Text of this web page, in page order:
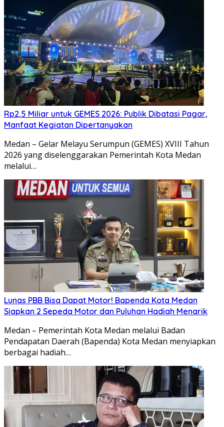
Rp2,5 Miliar untuk GEMES 2026: Publik Dibatasi Pagar,
Manfaat Kegiatan Dipertanyakan
Medan – Gelar Melayu Serumpun (GEMES) XVIII Tahun
2026 yang diselenggarakan Pemerintah Kota Medan
melalui…
Lunas PBB Bisa Dapat Motor! Bapenda Kota Medan
Siapkan 2 Sepeda Motor dan Puluhan Hadiah Menarik
Medan – Pemerintah Kota Medan melalui Badan
Pendapatan Daerah (Bapenda) Kota Medan menyiapkan
berbagai hadiah…